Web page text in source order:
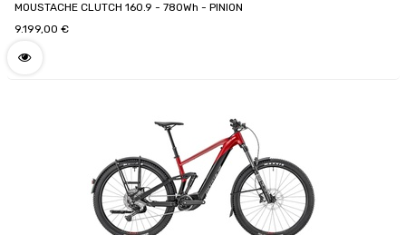
MOUSTACHE CLUTCH 160.9 - 780Wh - PINION
9.199,00 €